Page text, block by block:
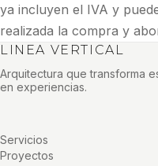
ya incluyen el IVA y
realizada la compra y
LINEA VERTICAL
Arquitectura que transforma
en experiencias.
Servicios
Proyectos